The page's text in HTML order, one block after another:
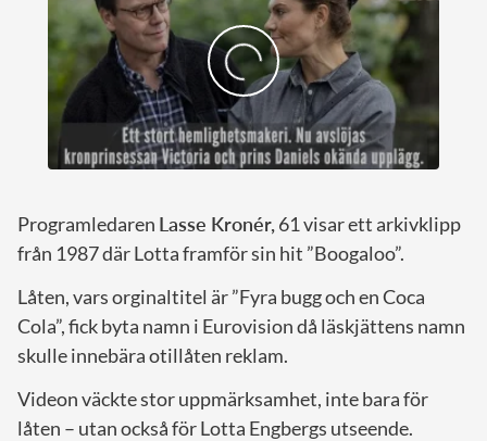
Programledaren Lasse Kronér, 61 visar ett arkivklipp
från 1987 där Lotta framför sin hit ”Boogaloo”.
Låten, vars orginaltitel är ”Fyra bugg och en Coca
Cola”, fick byta namn i Eurovision då läskjättens namn
skulle innebära otillåten reklam.
Videon väckte stor uppmärksamhet, inte bara för
låten – utan också för Lotta Engbergs utseende.